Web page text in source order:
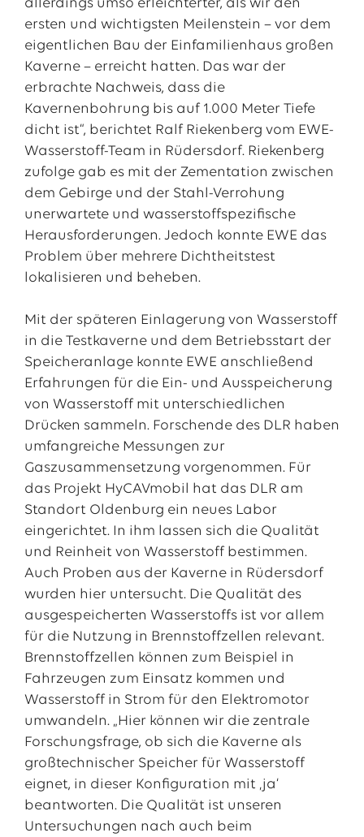
allerdings umso erleichterter, als wir den
ersten und wichtigsten Meilenstein – vor dem
eigentlichen Bau der Einfamilienhaus großen
Kaverne – erreicht hatten. Das war der
erbrachte Nachweis, dass die
Kavernenbohrung bis auf 1.000 Meter Tiefe
dicht ist“, berichtet Ralf Riekenberg vom EWE-
Wasserstoff-Team in Rüdersdorf. Riekenberg
zufolge gab es mit der Zementation zwischen
dem Gebirge und der Stahl-Verrohung
unerwartete und wasserstoffspezifische
Herausforderungen. Jedoch konnte EWE das
Problem über mehrere Dichtheitstest
lokalisieren und beheben.
Mit der späteren Einlagerung von Wasserstoff
in die Testkaverne und dem Betriebsstart der
Speicheranlage konnte EWE anschließend
Erfahrungen für die Ein- und Ausspeicherung
von Wasserstoff mit unterschiedlichen
Drücken sammeln. Forschende des DLR haben
umfangreiche Messungen zur
Gaszusammensetzung vorgenommen. Für
das Projekt HyCAVmobil hat das DLR am
Standort Oldenburg ein neues Labor
eingerichtet. In ihm lassen sich die Qualität
und Reinheit von Wasserstoff bestimmen.
Auch Proben aus der Kaverne in Rüdersdorf
wurden hier untersucht. Die Qualität des
ausgespeicherten Wasserstoffs ist vor allem
für die Nutzung in Brennstoffzellen relevant.
Brennstoffzellen können zum Beispiel in
Fahrzeugen zum Einsatz kommen und
Wasserstoff in Strom für den Elektromotor
umwandeln. „Hier können wir die zentrale
Forschungsfrage, ob sich die Kaverne als
großtechnischer Speicher für Wasserstoff
eignet, in dieser Konfiguration mit ‚ja‘
beantworten. Die Qualität ist unseren
Untersuchungen nach auch beim